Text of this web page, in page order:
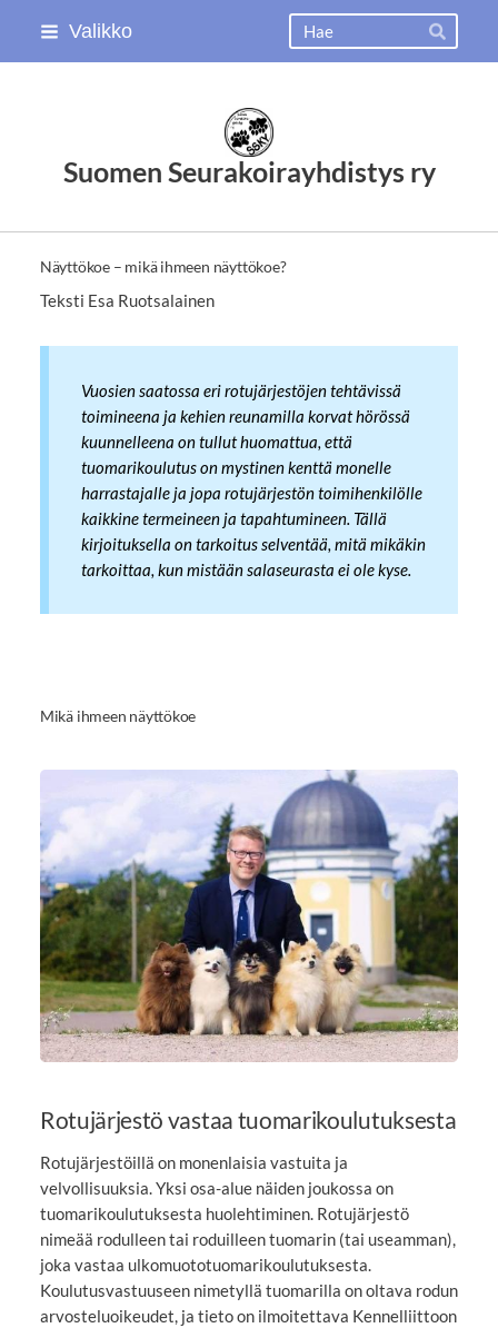
Siirry
Valikko
Hae
Suomen Seurakoirayhdistys ry
Näyttökoe – mikä ihmeen näyttökoe?
Teksti Esa Ruotsalainen
Vuosien saatossa eri rotujärjestöjen tehtävissä
toimineena ja kehien reunamilla korvat hörössä
kuunnelleena on tullut huomattua, että
tuomarikoulutus on mystinen kenttä monelle
harrastajalle ja jopa rotujärjestön toimihenkilölle
kaikkine termeineen ja tapahtumineen. Tällä
kirjoituksella on tarkoitus selventää, mitä mikäkin
tarkoittaa, kun mistään salaseurasta ei ole kyse.
Mikä ihmeen näyttökoe
Rotujärjestö vastaa tuomarikoulutuksesta
Rotujärjestöillä on monenlaisia vastuita ja
velvollisuuksia. Yksi osa-alue näiden joukossa on
tuomarikoulutuksesta huolehtiminen. Rotujärjestö
nimeää rodulleen tai roduilleen tuomarin (tai useamman),
joka vastaa ulkomuototuomarikoulutuksesta.
Koulutusvastuuseen nimetyllä tuomarilla on oltava rodun
arvosteluoikeudet, ja tieto on ilmoitettava Kennelliittoon